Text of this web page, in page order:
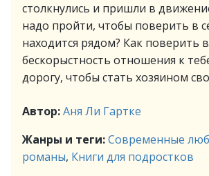
столкнулись и пришли в
надо пройти, чтобы поверить в
находится рядом? Как поверить в
бескорыстность отношения к
дорогу, чтобы стать хозяином
Автор:Аня Ли Гартке
Жанры и теги:Современные
романы, Книги для подростков